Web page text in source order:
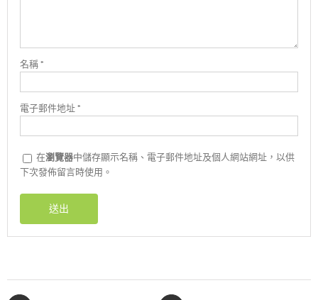
名稱*
電子郵件地址*
在瀏覽器中儲存顯示名稱、電子郵件地址及個人網站網址，以供
下次發佈留言時使用。